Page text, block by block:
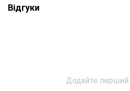
Відгуки
Додайте перший